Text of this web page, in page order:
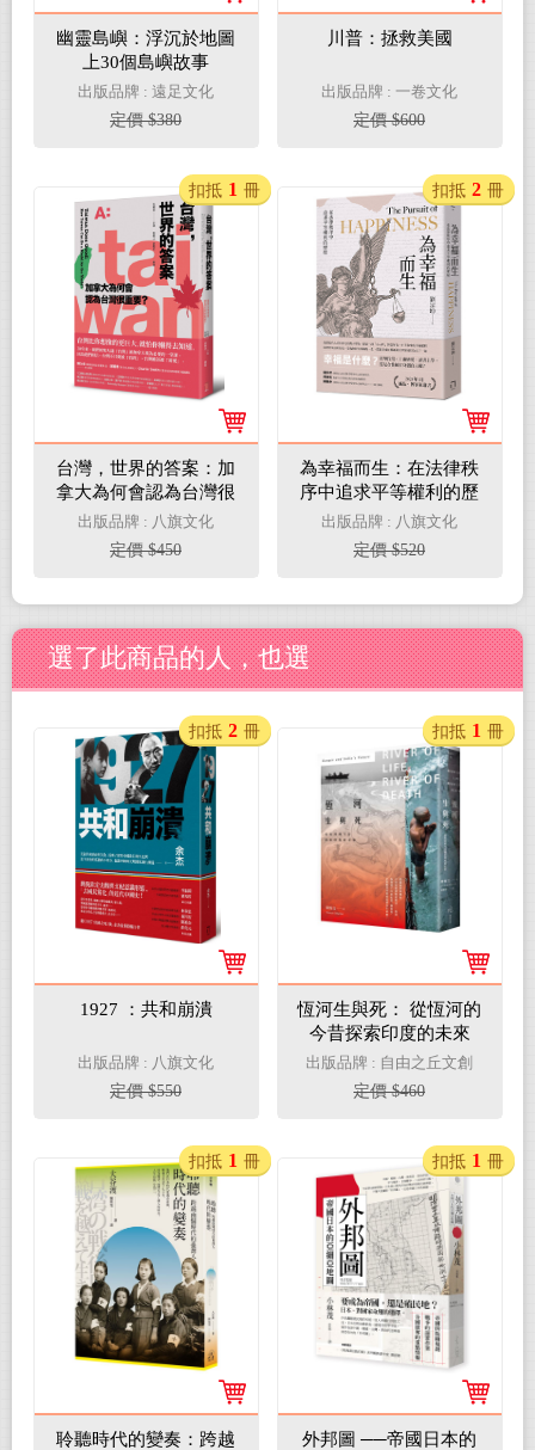
幽靈島嶼：浮沉於地圖
上30個島嶼故事
出版品牌 : 遠足文化
定價 $380
川普：拯救美國
出版品牌 : 一卷文化
定價 $600
台灣，世界的答案：加
拿大為何會認為台灣很
重要？
出版品牌 : 八旗文化
定價 $450
扣抵 1 冊
為幸福而生：在法律秩
序中追求平等權利的歷
程
出版品牌 : 八旗文化
定價 $520
扣抵 2 冊
選了此商品的人，也選
1927 ：共和崩潰
出版品牌 : 八旗文化
定價 $550
扣抵 2 冊
恆河生與死： 從恆河的
今昔探索印度的未來
出版品牌 : 自由之丘文創
定價 $460
扣抵 1 冊
聆聽時代的變奏：跨越
扣抵 1 冊
外邦圖 ──帝國日本的
扣抵 1 冊